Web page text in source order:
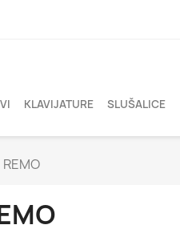
KLAVIJATURE SLUŠALICE
REMO